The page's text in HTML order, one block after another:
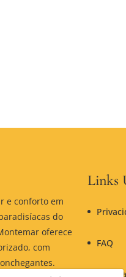
e conforto em
do
oferece
com
Links
FAQ